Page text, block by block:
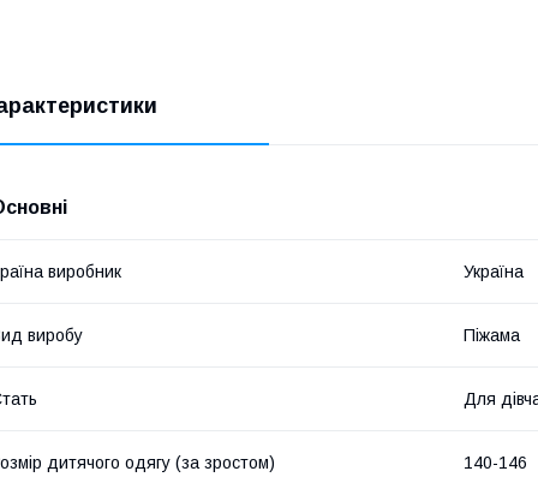
виробник Україна
виробу Піжама
Для
дитячого одягу (за зростом) 140-146